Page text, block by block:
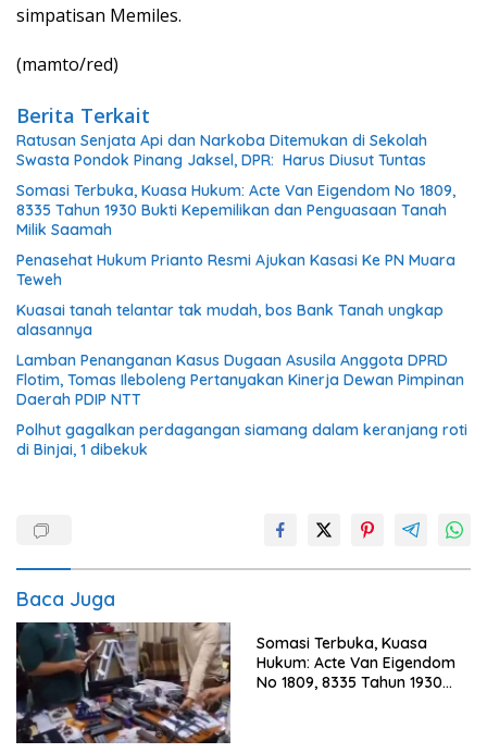
simpatisan Memiles.
(mamto/red)
Berita Terkait
Ratusan Senjata Api dan Narkoba Ditemukan di Sekolah
Swasta Pondok Pinang Jaksel, DPR: Harus Diusut Tuntas
Somasi Terbuka, Kuasa Hukum: Acte Van Eigendom No 1809,
8335 Tahun 1930 Bukti Kepemilikan dan Penguasaan Tanah
Milik Saamah
Penasehat Hukum Prianto Resmi Ajukan Kasasi Ke PN Muara
Teweh
Kuasai tanah telantar tak mudah, bos Bank Tanah ungkap
alasannya
Lamban Penanganan Kasus Dugaan Asusila Anggota DPRD
Flotim, Tomas Ileboleng Pertanyakan Kinerja Dewan Pimpinan
Daerah PDIP NTT
Polhut gagalkan perdagangan siamang dalam keranjang roti
di Binjai, 1 dibekuk
Baca Juga
Somasi Terbuka, Kuasa
Hukum: Acte Van Eigendom
No 1809, 8335 Tahun 1930